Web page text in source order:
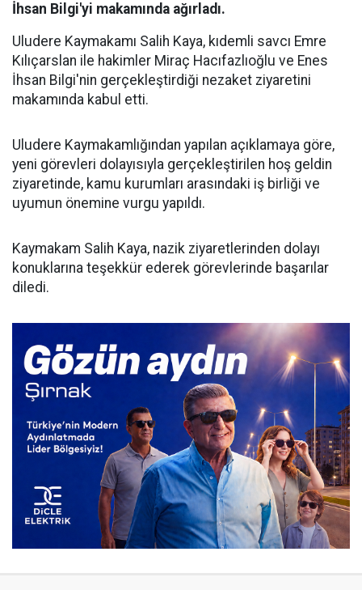
İhsan Bilgi'yi makamında ağırladı.
Uludere Kaymakamı Salih Kaya, kıdemli savcı Emre
Kılıçarslan ile hakimler Miraç Hacıfazlıoğlu ve Enes
İhsan Bilgi'nin gerçekleştirdiği nezaket ziyaretini
makamında kabul etti.
Uludere Kaymakamlığından yapılan açıklamaya göre,
yeni görevleri dolayısıyla gerçekleştirilen hoş geldin
ziyaretinde, kamu kurumları arasındaki iş birliği ve
uyumun önemine vurgu yapıldı.
Kaymakam Salih Kaya, nazik ziyaretlerinden dolayı
konuklarına teşekkür ederek görevlerinde başarılar
diledi.